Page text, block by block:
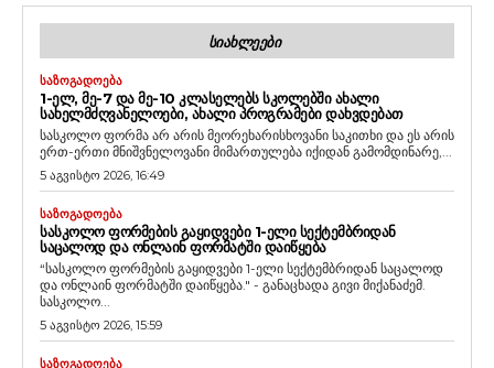
ᲡᲘᲐᲮᲚᲔᲔᲑᲘ
ᲡᲐᲖᲝᲒᲐᲓᲝᲔᲑᲐ
1-ᲔᲚ, ᲛᲔ-7 ᲓᲐ ᲛᲔ-10 ᲙᲚᲐᲡᲔᲚᲔᲑᲡ ᲡᲙᲝᲚᲔᲑᲨᲘ ᲐᲮᲐᲚᲘ
ᲡᲐᲮᲔᲚᲛᲫᲦᲕᲐᲜᲔᲚᲝᲔᲑᲘ, ᲐᲮᲐᲚᲘ ᲞᲠᲝᲒᲠᲐᲛᲔᲑᲘ ᲓᲐᲮᲕᲓᲔᲑᲐᲗ
სასკოლო ფორმა არ არის მეორეხარისხოვანი საკითხი და ეს არის
ერთ-ერთი მნიშვნელოვანი მიმართულება იქიდან გამომდინარე,...
5 აგვისტო 2026, 16:49
ᲡᲐᲖᲝᲒᲐᲓᲝᲔᲑᲐ
ᲡᲐᲡᲙᲝᲚᲝ ᲤᲝᲠᲛᲔᲑᲘᲡ ᲒᲐᲧᲘᲓᲕᲔᲑᲘ 1-ᲔᲚᲘ ᲡᲔᲥᲢᲔᲛᲑᲠᲘᲓᲐᲜ
ᲡᲐᲪᲐᲚᲝᲓ ᲓᲐ ᲝᲜᲚᲐᲘᲜ ᲤᲝᲠᲛᲐᲢᲨᲘ ᲓᲐᲘᲬᲧᲔᲑᲐ
“სასკოლო ფორმების გაყიდვები 1-ელი სექტემბრიდან საცალოდ
და ონლაინ ფორმატში დაიწყება." - განაცხადა გივი მიქანაძემ.
სასკოლო...
5 აგვისტო 2026, 15:59
ᲡᲐᲖᲝᲒᲐᲓᲝᲔᲑᲐ